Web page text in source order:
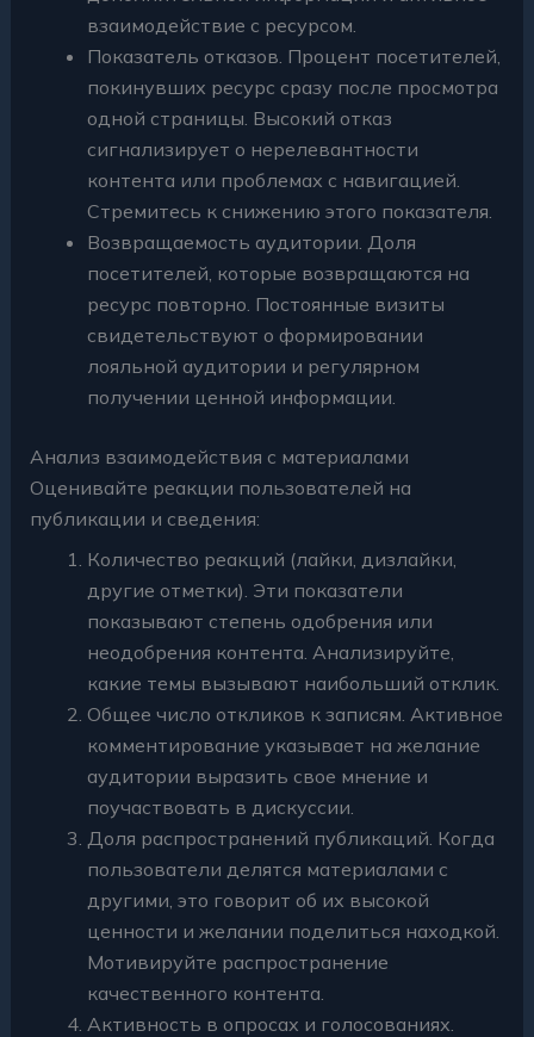
взаимодействие с ресурсом.
Показатель отказов. Процент посетителей,
покинувших ресурс сразу после просмотра
одной страницы. Высокий отказ
сигнализирует о нерелевантности
контента или проблемах с навигацией.
Стремитесь к снижению этого показателя.
Возвращаемость аудитории. Доля
посетителей, которые возвращаются на
ресурс повторно. Постоянные визиты
свидетельствуют о формировании
лояльной аудитории и регулярном
получении ценной информации.
Анализ взаимодействия с материалами
Оценивайте реакции пользователей на
публикации и сведения:
Количество реакций (лайки, дизлайки,
другие отметки). Эти показатели
показывают степень одобрения или
неодобрения контента. Анализируйте,
какие темы вызывают наибольший отклик.
Общее число откликов к записям. Активное
комментирование указывает на желание
аудитории выразить свое мнение и
поучаствовать в дискуссии.
Доля распространений публикаций. Когда
пользователи делятся материалами с
другими, это говорит об их высокой
ценности и желании поделиться находкой.
Мотивируйте распространение
качественного контента.
Активность в опросах и голосованиях.